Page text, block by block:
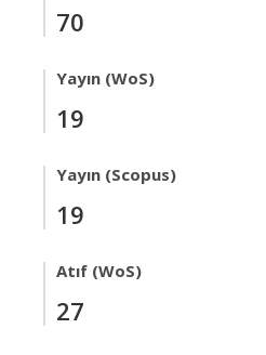
70
Yayın (WoS)
19
Yayın (Scopus)
19
Atıf (WoS)
27